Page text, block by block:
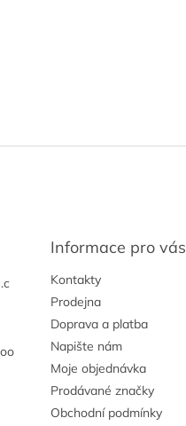
Informace pro vás
Kontakty
Prodejna
Doprava a platba
Napište nám
Moje objednávka
Prodávané značky
Obchodní podmínky